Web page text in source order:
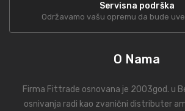
Servisna podrška
Održavamo vašu opremu da bude
O Nama
Firma Fittrade osnovana je 2003god. u
osnivanja radi kao zvanični distributer